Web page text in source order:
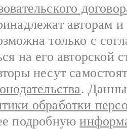
авторам
только с
на его авторской
несут
.
обработки
подробную